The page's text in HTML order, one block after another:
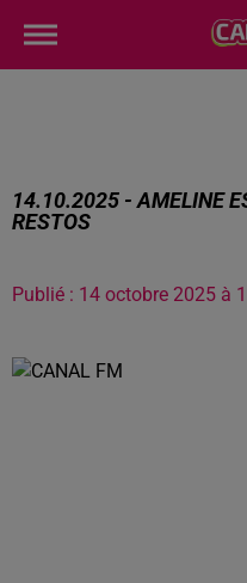
14.10.2025 - AMELINE
RESTOS
Publié : 14 octobre 2025 à